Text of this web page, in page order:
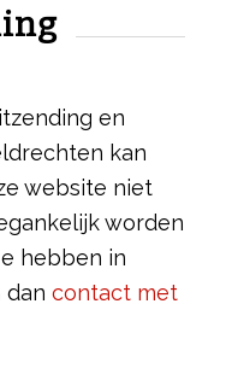
en
kan
website niet
worden
hebben in
dan contact met